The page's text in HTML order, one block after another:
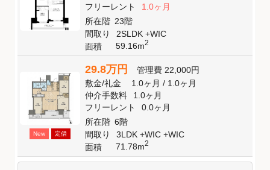
フリーレント
1.0ヶ月
所在階 23階
間取り
2SLDK +WIC
面積
59.16m2
New 定借
29.8万円 管理費 22,000円
敷金/礼金 1.0ヶ月/ 1.0ヶ月
仲介手数料
1.0ヶ月
フリーレント
0.0ヶ月
所在階 6階
間取り
3LDK +WIC +WIC
面積
71.78m2